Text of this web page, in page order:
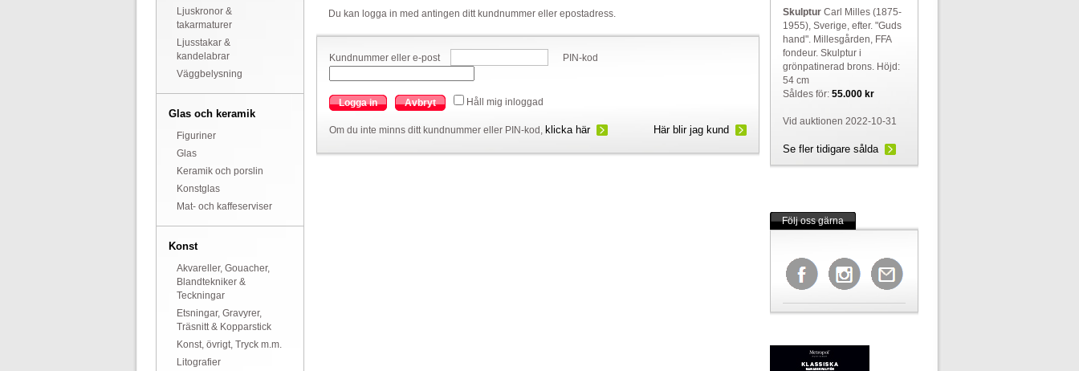
Ljuskronor &
takarmaturer
Ljusstakar &
kandelabrar
Väggbelysning
Glas och keramik
Figuriner
Glas
Keramik och porslin
Konstglas
Mat- och kaffeserviser
Konst
Akvareller, Gouacher,
Blandtekniker &
Teckningar
Etsningar, Gravyrer,
Träsnitt & Kopparstick
Konst, övrigt, Tryck m.m.
Litografier
Du kan logga in med antingen ditt kundnummer eller epostadress.
Kundnummer eller e-post PIN-kod
Logga in Avbryt Håll mig inloggad
Om du inte minns ditt kundnummer eller PIN-kod, klicka här Här blir jag kund
SkulpturCarl Milles (1875-
1955), Sverige, efter. "Guds
hand". Millesgården, FFA
fondeur. Skulptur i
grönpatinerad brons. Höjd:
54 cm
Såldes för: 55.000 kr
Vid auktionen 2022-10-31
Se fler tidigare sålda
Följ oss gärna